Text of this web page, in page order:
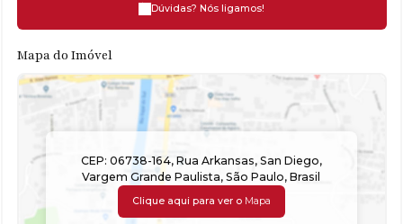
Dúvidas? Nós ligamos!
Mapa do Imóvel
CEP: 06738-164, Rua Arkansas, San Diego,
Vargem Grande Paulista,São Paulo,Brasil
Clique aqui para ver o Mapa